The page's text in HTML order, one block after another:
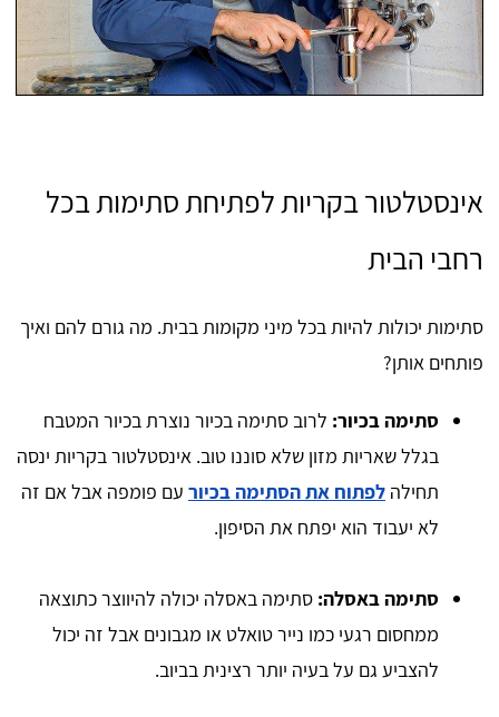
אינסטלטור בקריות לפתיחת סתימות בכל
רחבי הבית
סתימות יכולות להיות בכל מיני מקומות בבית. מה גורם להם ואיך
פותחים אותן?
סתימה בכיור: לרוב סתימה בכיור נוצרת בכיור המטבח
בגלל שאריות מזון שלא סוננו טוב. אינסטלטור בקריות ינסה
תחילה לפתוח את הסתימה בכיור עם פומפה אבל אם זה
לא יעבוד הוא יפתח את הסיפון.
סתימה באסלה: סתימה באסלה יכולה להיווצר כתוצאה
ממחסום רגעי כמו נייר טואלט או מגבונים אבל זה יכול
להצביע גם על בעיה יותר רצינית בביוב.